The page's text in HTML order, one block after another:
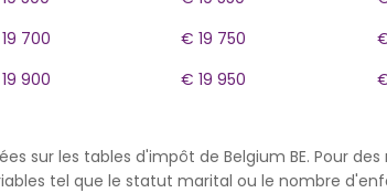
700 € 19 750
900 € 19 950
sur les tables d'impôt de Belgium BE. Pour des
tel que le statut marital ou le nombre